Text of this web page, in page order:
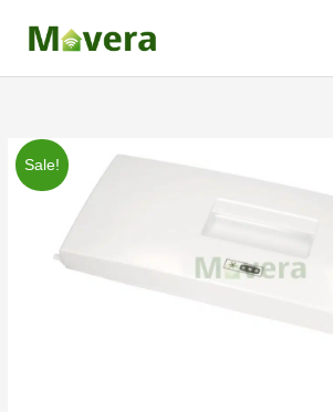
Sale!
Original
€128.00.
Current
produkto
kiekis:
Šaldytuvo
WHIRLPOOL
šaldiklio